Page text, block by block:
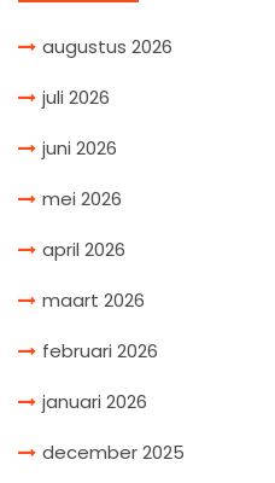
augustus 2026
juli 2026
juni 2026
mei 2026
april 2026
maart 2026
februari 2026
januari 2026
december 2025